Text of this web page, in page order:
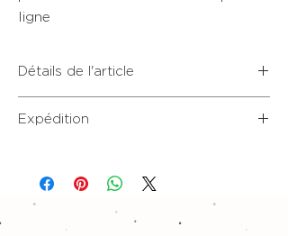
ligne
Détails de l'article
polyester. Taie amovible et lavable en
Expédition